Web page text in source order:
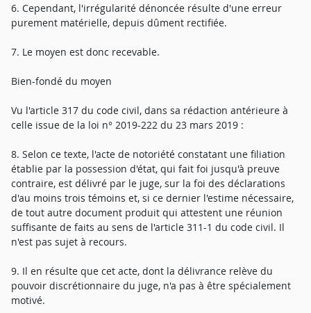
6. Cependant, l'irrégularité dénoncée résulte d'une erreur
purement matérielle, depuis dûment rectifiée.
7. Le moyen est donc recevable.
Bien-fondé du moyen
Vu l'article 317 du code civil, dans sa rédaction antérieure à
celle issue de la loi n° 2019-222 du 23 mars 2019 :
8. Selon ce texte, l'acte de notoriété constatant une filiation
établie par la possession d'état, qui fait foi jusqu'à preuve
contraire, est délivré par le juge, sur la foi des déclarations
d'au moins trois témoins et, si ce dernier l'estime nécessaire,
de tout autre document produit qui attestent une réunion
suffisante de faits au sens de l'article 311-1 du code civil. Il
n'est pas sujet à recours.
9. Il en résulte que cet acte, dont la délivrance relève du
pouvoir discrétionnaire du juge, n'a pas à être spécialement
motivé.